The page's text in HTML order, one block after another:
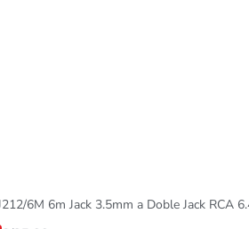
6M 6m Jack 3.5mm a Doble Jack RCA